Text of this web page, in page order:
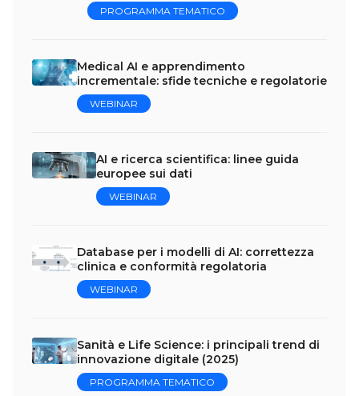
PROGRAMMA TEMATICO
Medical AI e apprendimento
incrementale: sfide tecniche e regolatorie
WEBINAR
AI e ricerca scientifica: linee guida
europee sui dati
WEBINAR
Database per i modelli di AI: correttezza
clinica e conformità regolatoria
WEBINAR
Sanità e Life Science: i principali trend di
innovazione digitale (2025)
PROGRAMMA TEMATICO